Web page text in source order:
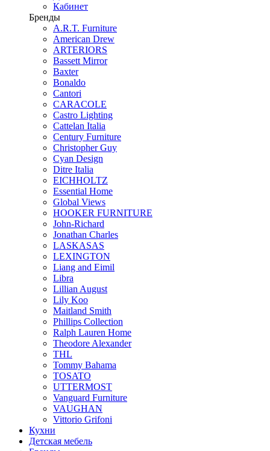
Кабинет
Бренды
A.R.T. Furniture
American Drew
ARTERIORS
Bassett Mirror
Baxter
Bonaldo
Cantori
CARACOLE
Castro Lighting
Cattelan Italia
Century Furniture
Christopher Guy
Cyan Design
Ditre Italia
EICHHOLTZ
Essential Home
Global Views
HOOKER FURNITURE
John-Richard
Jonathan Charles
LASKASAS
LEXINGTON
Liang and Eimil
Libra
Lillian August
Lily Koo
Maitland Smith
Phillips Collection
Ralph Lauren Home
Theodore Alexander
THL
Tommy Bahama
TOSATO
UTTERMOST
Vanguard Furniture
VAUGHAN
Vittorio Grifoni
Кухни
Детская мебель